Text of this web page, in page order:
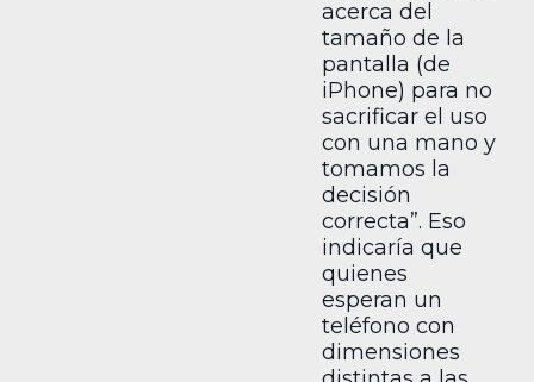
acerca del
tamaño de la
pantalla (de
iPhone) para no
sacrificar el uso
con una mano y
tomamos la
decisión
correcta”. Eso
indicaría que
quienes
esperan un
teléfono con
dimensiones